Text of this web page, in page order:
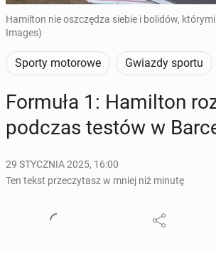
Hamilton nie oszczędza siebie i bolidów,
Images)
Sporty motorowe Gwiazdy sportu
Formuła 1: Ha­mil­ton
podczas testów w
29 STYCZNIA 2025, 16:00
Ten tekst przeczytasz w mniej niż minutę